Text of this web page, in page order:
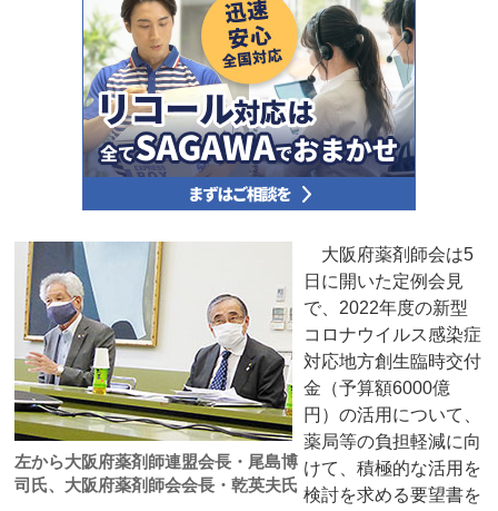
左から大阪府薬剤師連盟会長・尾島博
司氏、大阪府薬剤師会会長・乾英夫氏
大阪府薬剤師会は5
日に開いた定例会見
で、2022年度の新型
コロナウイルス感染症
対応地方創生臨時交付
金（予算額6000億
円）の活用について、
薬局等の負担軽減に向
けて、積極的な活用を
検討を求める要望書を